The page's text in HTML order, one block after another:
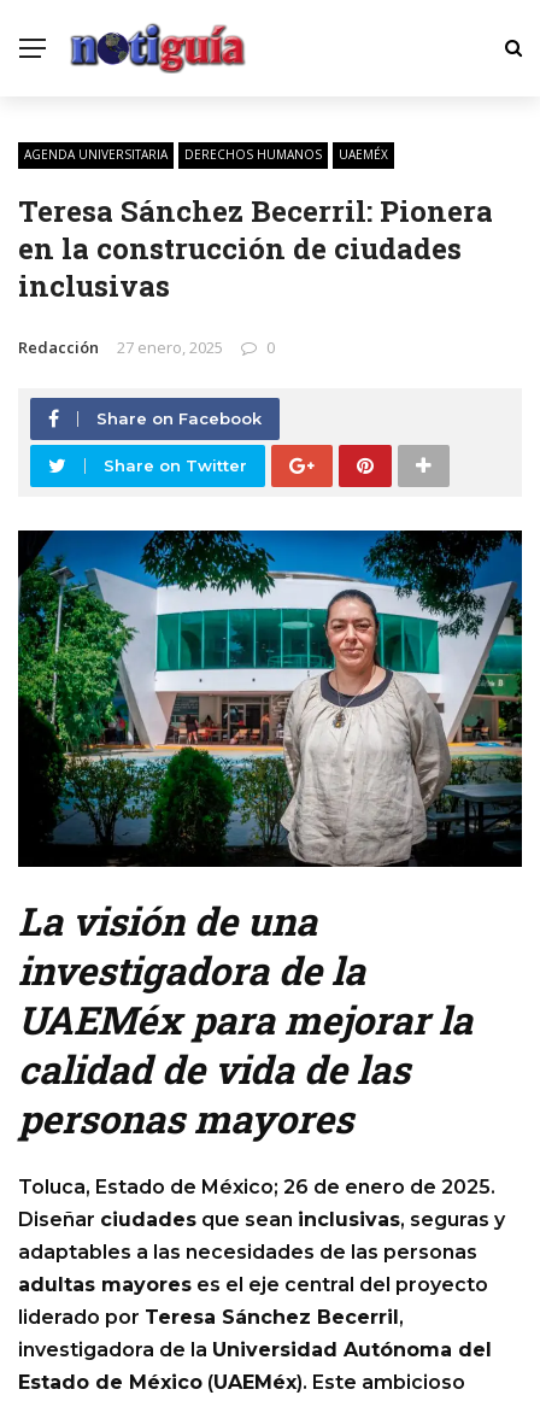
AGENDA UNIVERSITARIA DERECHOS HUMANOS UAEMÉX
Teresa Sánchez Becerril: Pionera
en la construcción de ciudades
inclusivas
Redacción 27 enero, 2025 0
Share on Facebook
Share on Twitter
La visión de una
investigadora de la
UAEMéx para mejorar la
calidad de vida de las
personas mayores
Toluca, Estado de México; 26 de enero de 2025.
Diseñar ciudades que sean inclusivas, seguras y
adaptables a las necesidades de las personas
adultas mayores es el eje central del proyecto
liderado por Teresa Sánchez Becerril,
investigadora de la Universidad Autónoma del
Estado de México (UAEMéx). Este ambicioso